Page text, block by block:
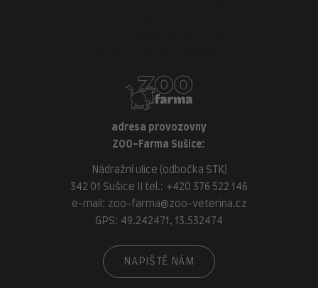
adresa provozovny
ZOO-Farma Sušice:
Nádražní ulice (odbočka STK)
342 01 Sušice II tel.: +420 376 522 146
e-mail: zoo-farma@zoo-veterina.cz
GPS: 49.242471, 13.532474
NAPIŠTĚ NÁM